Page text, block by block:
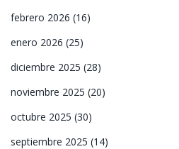
febrero 2026 (16)
enero 2026 (25)
diciembre 2025 (28)
noviembre 2025 (20)
octubre 2025 (30)
septiembre 2025 (14)